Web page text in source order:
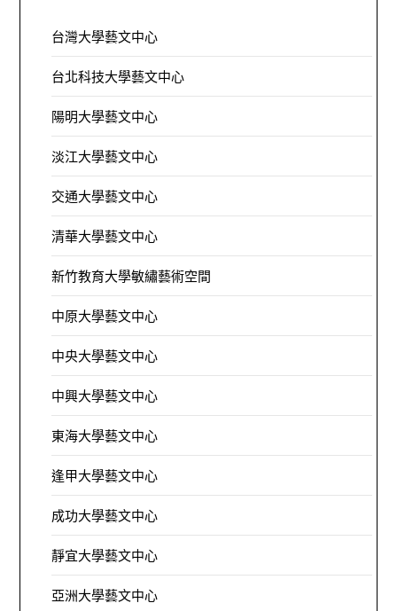
台灣大學藝文中心
台北科技大學藝文中心
陽明大學藝文中心
淡江大學藝文中心
交通大學藝文中心
清華大學藝文中心
新竹教育大學敏繡藝術空間
中原大學藝文中心
中央大學藝文中心
中興大學藝文中心
東海大學藝文中心
逢甲大學藝文中心
成功大學藝文中心
靜宜大學藝文中心
亞洲大學藝文中心